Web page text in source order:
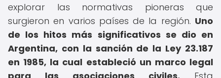
explorar las normativas pioneras que
surgieron en varios países de la región. Uno
de los hitos más significativos se dio en
Argentina, con la sanción de la Ley 23.187
en 1985, la cual estableció un marco legal